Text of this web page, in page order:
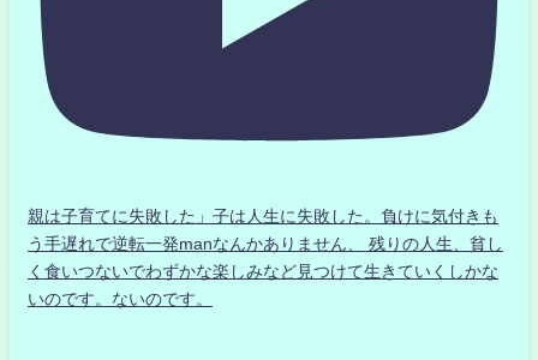
親は子育てに失敗した」子は人生に失敗した。負けに気付きも
う手遅れで逆転一発manなんかありません、 残りの人生、貧し
く食いつないでわずかな楽しみなど見つけて生きていくしかな
いのです。ないのです。